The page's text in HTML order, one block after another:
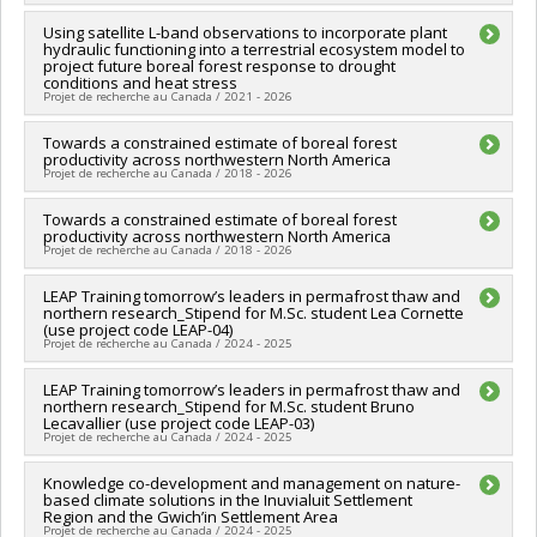
Grant programs:
Lead researcher : Stephan Gruber
Co-researchers : Oliver Sonnentag
Funding sources:CRSNG/Conseil de recherches en sciences
naturelles et génie du Canada (CRSNG)
Grant programs:PV118026-FONCER : Prog. formation orientée
nouveauté, la collaboration et l'expérience en recherche
Using satellite L-band observations to incorporate plant
hydraulic functioning into a terrestrial ecosystem model to
project future boreal forest response to drought
conditions and heat stress
Projet de recherche au Canada / 2021 - 2026
Lead researcher :Oliver Sonnentag
Co-researchers : Jennifer Baltzer,Alexandre Roy
Funding sources:
Towards a constrained estimate of boreal forest
productivity across northwestern North America
Projet de recherche au Canada / 2018 - 2026
Lead researcher :Oliver Sonnentag
Funding sources:CRSNG/Conseil de recherches en sciences
naturelles et génie du Canada (CRSNG)
subventions à la découverte en recherche nordique
Towards a constrained estimate of boreal forest
productivity across northwestern North America
Projet de recherche au Canada / 2018 - 2026
Lead researcher : Oliver Sonnentag
Funding sources:CRSNG/Conseil de recherches en sciences
naturelles et génie du Canada (CRSNG)
Grant programs:PVX20965-(RGP) Programme de subvention à
la découverte individuelle ou de groupe
LEAP Training tomorrow’s leaders in permafrost thaw and
northern research_Stipend for M.Sc. student Lea Cornette
(use project code LEAP-04)
Projet de recherche au Canada / 2024 - 2025
Funding sources:CRSNG/Conseil de recherches en sciences
naturelles et génie du Canada (CRSNG)
Grant programs:PV118026-FONCER : Prog. formation orientée
nouveauté, la collaboration et l'expérience en recherche
LEAP Training tomorrow’s leaders in permafrost thaw and
northern research_Stipend for M.Sc. student Bruno
Lecavallier (use project code LEAP-03)
Projet de recherche au Canada / 2024 - 2025
Lead researcher :Stephan Gruber
Co-researchers :Oliver Sonnentag
Funding sources:CRSNG/Conseil de recherches en sciences
Knowledge co-development and management on nature-
based climate solutions in the Inuvialuit Settlement
Region and the Gwich’in Settlement Area
Projet de recherche au Canada / 2024 - 2025